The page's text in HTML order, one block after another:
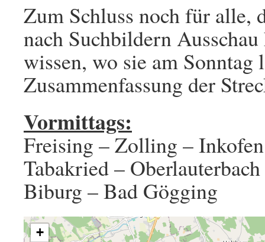
Zum Schluss noch für alle,
nach Suchbildern
wissen, wo sie am
Zusammenfassung der
Vormittags:
Freising – Zolling –
Tabakried –
Biburg – Bad Gögging
+